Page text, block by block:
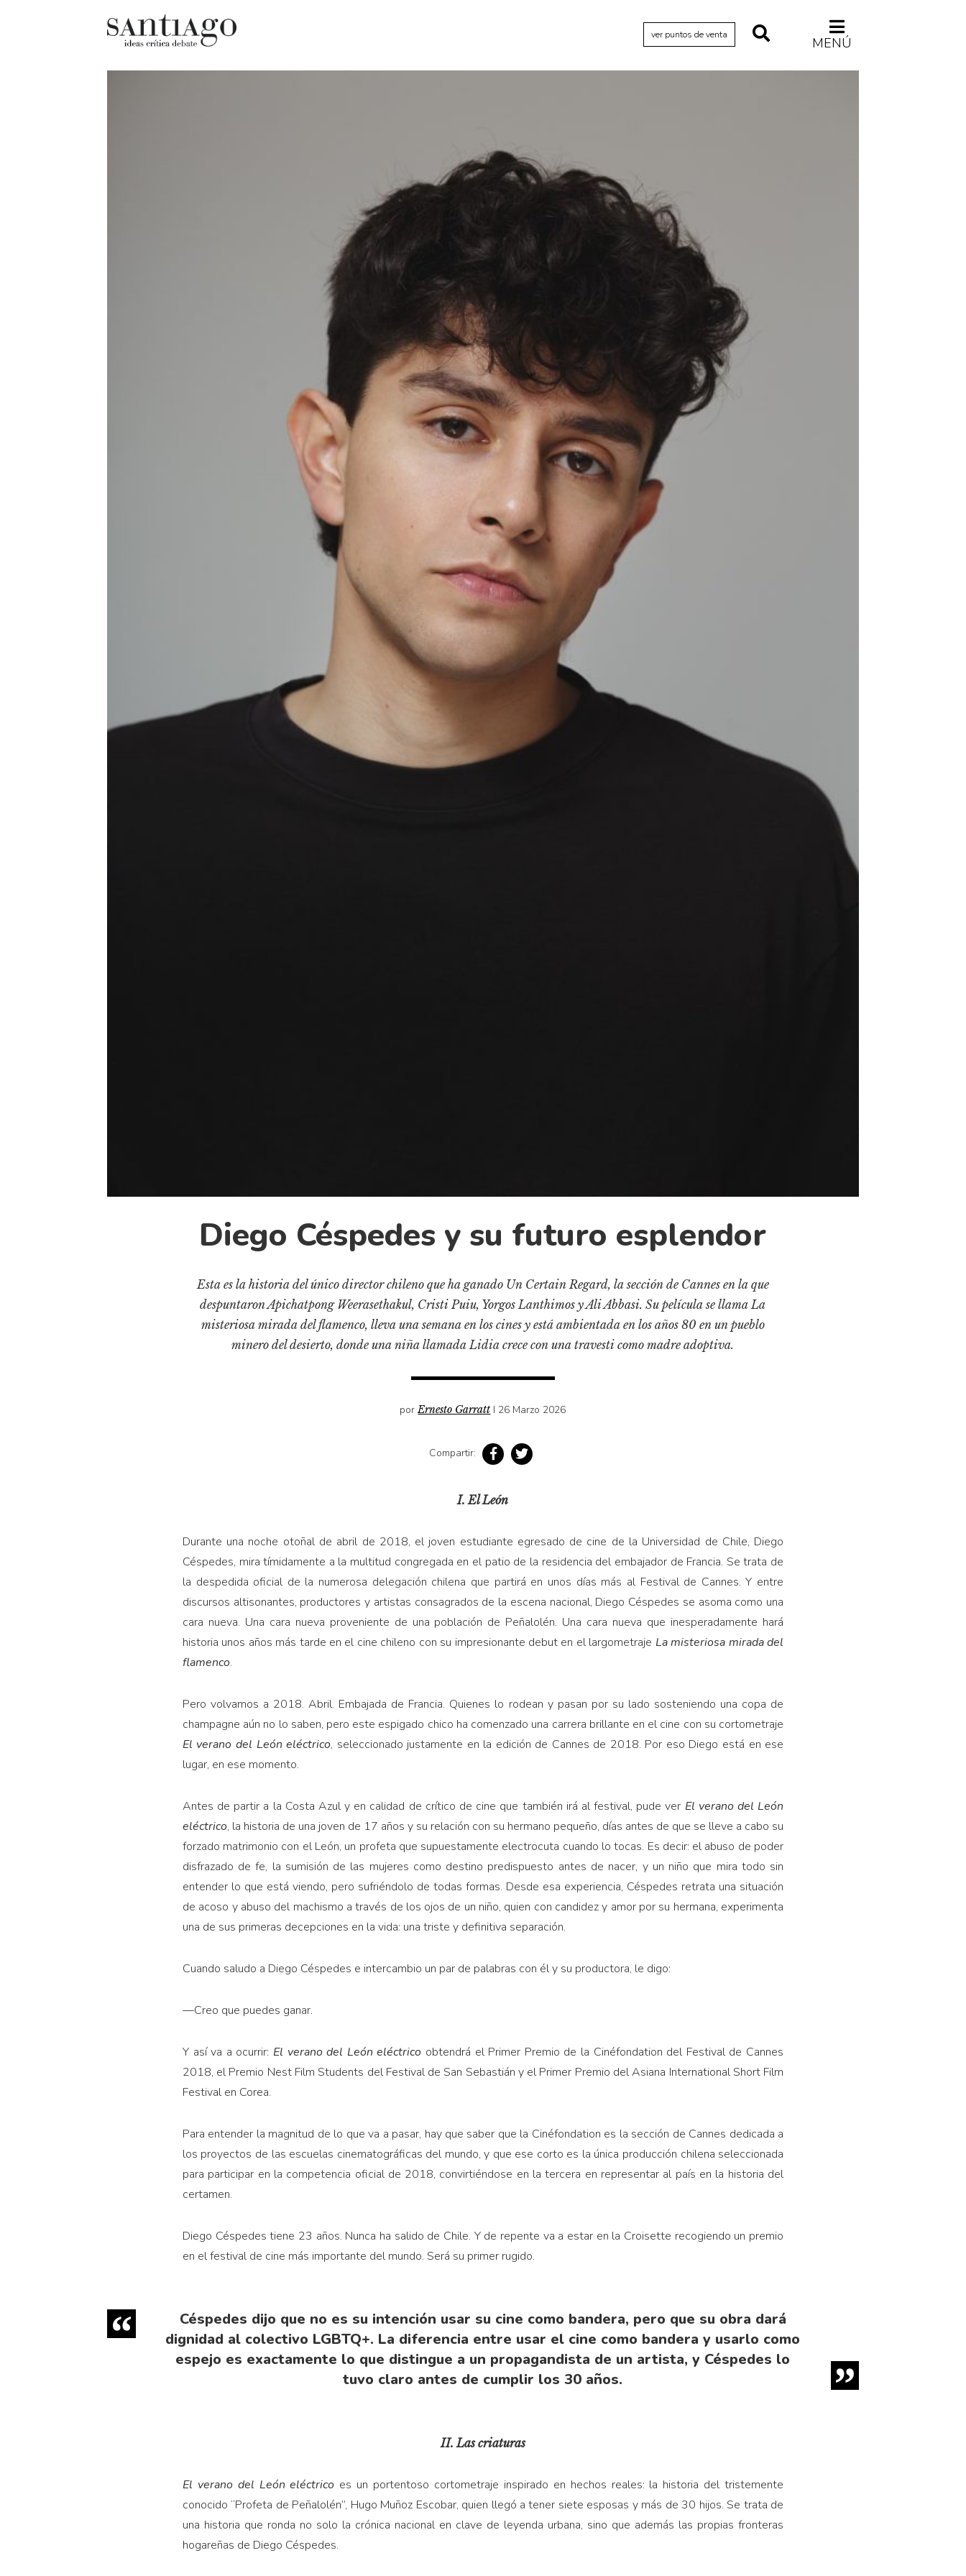
ver puntos de venta MENÚ
Gran reserva
Historia material de los libros
Lagunas mentales
Literatura
Medioambiente
Narrativas visuales
Pensamiento ilustrado
Política
Relecturas
Sociedad
Turismo accidental
Vidas paralelas
Voces y lecturas
Diego Céspedes y su futuro esplendor
Esta es la historia del único director chileno que ha ganado Un Certain Regard, la sección de Cannes en la que
despuntaron Apichatpong Weerasethakul, Cristi Puiu, Yorgos Lanthimos y Ali Abbasi. Su película se llama La
misteriosa mirada del flamenco, lleva una semana en los cines y está ambientada en los años 80 en un pueblo
minero del desierto, donde una niña llamada Lidia crece con una travesti como madre adoptiva.
porErnesto Garratt I 26 Marzo 2026
Compartir:
I. El León
Durante una noche otoñal de abril de 2018, el joven estudiante egresado de cine de la Universidad de Chile, Diego
Céspedes, mira tímidamente a la multitud congregada en el patio de la residencia del embajador de Francia. Se trata de
la despedida oficial de la numerosa delegación chilena que partirá en unos días más al Festival de Cannes. Y entre
discursos altisonantes, productores y artistas consagrados de la escena nacional, Diego Céspedes se asoma como una
cara nueva. Una cara nueva proveniente de una población de Peñalolén. Una cara nueva que inesperadamente hará
historia unos años más tarde en el cine chileno con su impresionante debut en el largometraje La misteriosa mirada del
flamenco.
Pero volvamos a 2018. Abril. Embajada de Francia. Quienes lo rodean y pasan por su lado sosteniendo una copa de
champagne aún no lo saben, pero este espigado chico ha comenzado una carrera brillante en el cine con su cortometraje
El verano del León eléctrico, seleccionado justamente en la edición de Cannes de 2018. Por eso Diego está en ese
lugar, en ese momento.
Antes de partir a la Costa Azul y en calidad de crítico de cine que también irá al festival, pude ver El verano del León
eléctrico, la historia de una joven de 17 años y su relación con su hermano pequeño, días antes de que se lleve a cabo su
forzado matrimonio con el León, un profeta que supuestamente electrocuta cuando lo tocas. Es decir: el abuso de poder
disfrazado de fe, la sumisión de las mujeres como destino predispuesto antes de nacer, y un niño que mira todo sin
entender lo que está viendo, pero sufriéndolo de todas formas. Desde esa experiencia, Céspedes retrata una situación
de acoso y abuso del machismo a través de los ojos de un niño, quien con candidez y amor por su hermana, experimenta
una de sus primeras decepciones en la vida: una triste y definitiva separación.
Cuando saludo a Diego Céspedes e intercambio un par de palabras con él y su productora, le digo:
—Creo que puedes ganar.
Y así va a ocurrir: El verano del León eléctrico obtendrá el Primer Premio de la Cinéfondation del Festival de Cannes
2018, el Premio Nest Film Students del Festival de San Sebastián y el Primer Premio del Asiana International Short Film
Festival en Corea.
Para entender la magnitud de lo que va a pasar, hay que saber que la Cinéfondation es la sección de Cannes dedicada a
los proyectos de las escuelas cinematográficas del mundo, y que ese corto es la única producción chilena seleccionada
para participar en la competencia oficial de 2018, convirtiéndose en la tercera en representar al país en la historia del
certamen.
Diego Céspedes tiene 23 años. Nunca ha salido de Chile. Y de repente va a estar en la Croisette recogiendo un premio
en el festival de cine más importante del mundo. Será su primer rugido.
Céspedes dijo que no es su intención usar su cine como bandera, pero que su obra dará
dignidad al colectivo LGBTQ+. La diferencia entre usar el cine como bandera y usarlo como
espejo es exactamente lo que distingue a un propagandista de un artista, y Céspedes lo
tuvo claro antes de cumplir los 30 años.
II. Las criaturas
El verano del León eléctrico es un portentoso cortometraje inspirado en hechos reales: la historia del tristemente
conocido “Profeta de Peñalolén”, Hugo Muñoz Escobar, quien llegó a tener siete esposas y más de 30 hijos. Se trata de
una historia que ronda no solo la crónica nacional en clave de leyenda urbana, sino que además las propias fronteras
hogareñas de Diego Céspedes.